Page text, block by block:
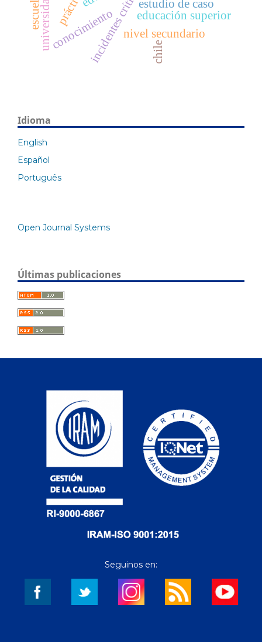
incidentes críticosnivel secundario
conocimiento
universidad estudio de caso
chile
educación superior
Idioma
English
Español
Português
Open Journal Systems
Últimas publicaciones
Seguinos en: